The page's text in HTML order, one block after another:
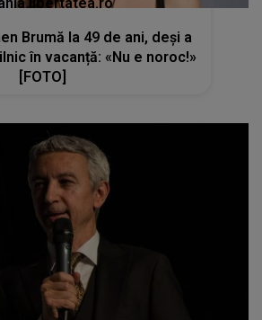
Brumă la 49 de ani, deși a
în vacanță: «Nu e noroc!»
[FOTO]